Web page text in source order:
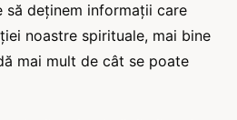
să deținem informații care
noastre spirituale, mai bine
mai mult de cât se poate